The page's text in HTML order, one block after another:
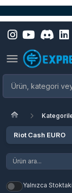
Riot Cash EURO
Yalnızca